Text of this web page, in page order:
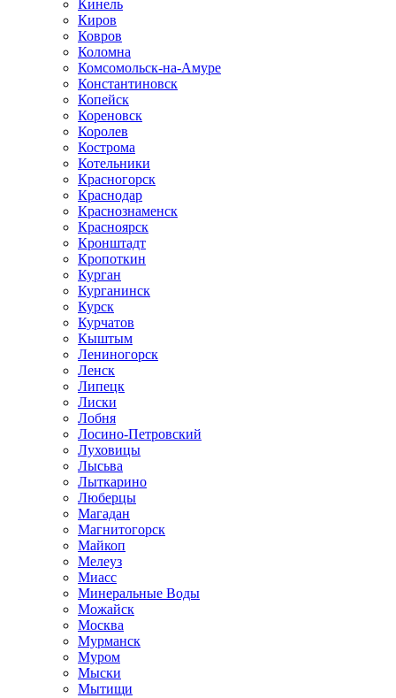
Кинель
Киров
Ковров
Коломна
Комсомольск-на-Амуре
Константиновск
Копейск
Кореновск
Королев
Кострома
Котельники
Красногорск
Краснодар
Краснознаменск
Красноярск
Кронштадт
Кропоткин
Курган
Курганинск
Курск
Курчатов
Кыштым
Лениногорск
Ленск
Липецк
Лиски
Лобня
Лосино-Петровский
Луховицы
Лысьва
Лыткарино
Люберцы
Магадан
Магнитогорск
Майкоп
Мелеуз
Миасс
Минеральные Воды
Можайск
Москва
Мурманск
Муром
Мыски
Мытищи